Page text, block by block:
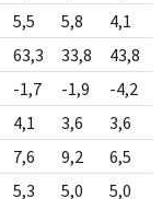
5,5 5,8 4,1
63,3 33,8 43,8
-1,7 -1,9 -4,2
4,1 3,6 3,6
7,6 9,2 6,5
5,3 5,0 5,0